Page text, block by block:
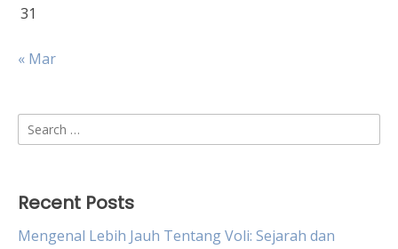
31
« Mar
Search
for:
Recent Posts
Mengenal Lebih Jauh Tentang Voli: Sejarah dan